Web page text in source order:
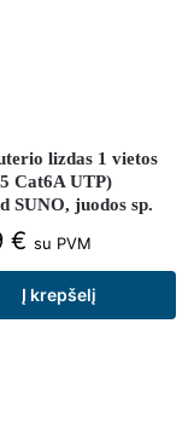
lizdas 1 vietos
Cat6A UTP)
SUNO, juodos sp.
€ su PVM
Į krepšelį